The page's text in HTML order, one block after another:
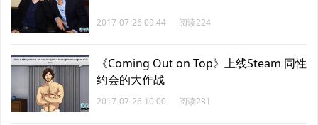
2017-07-26 09:44 阅读224
《Coming Out on Top》上线Steam 同性
约会的大作战
2017-07-26 10:00 阅读231